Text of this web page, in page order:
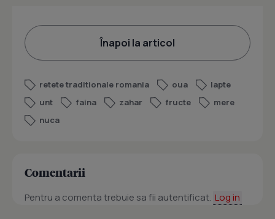
Înapoi la articol
retete traditionale romania oua
lapte
unt
faina zahar fructe
mere
nuca
Comentarii
Pentru a comenta trebuie sa fii autentificat. Log in